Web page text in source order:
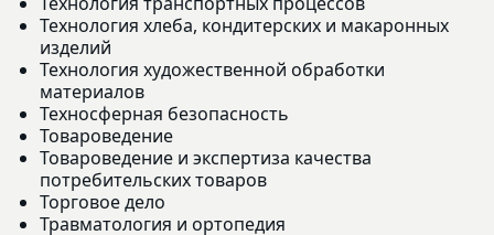
Технология хлеба, кондитерских и макаронных
изделий
Технология художественной обработки
материалов
Техносферная безопасность
Товароведение
Товароведение и экспертиза качества
потребительских товаров
Торговое дело
Травматология и ортопедия